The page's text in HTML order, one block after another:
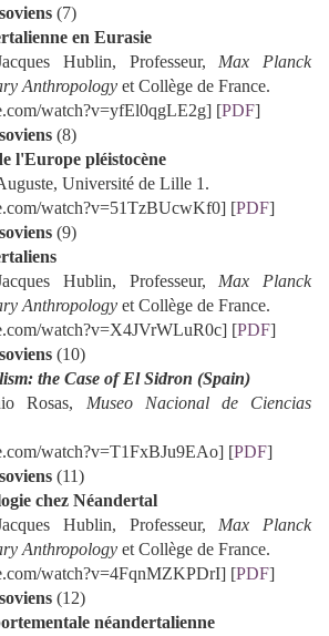
(7)
en Eurasie
Hublin, Professeur, Max Planck
Anthropology et Collège de France.
watch?v=yfEl0qgLE2g] [PDF]
(8)
l'Europe pléistocène
Université de Lille 1.
watch?v=51TzBUcwKf0] [PDF]
(9)
Hublin, Professeur, Max Planck
Anthropology et Collège de France.
watch?v=X4JVrWLuR0c] [PDF]
(10)
the Case of El Sidron (Spain)
Rosas, Museo Nacional de Ciencias
watch?v=T1FxBJu9EAo] [PDF]
(11)
chez Néandertal
Hublin, Professeur, Max Planck
Anthropology et Collège de France.
watch?v=4FqnMZKPDrI] [PDF]
(12)
néandertalienne